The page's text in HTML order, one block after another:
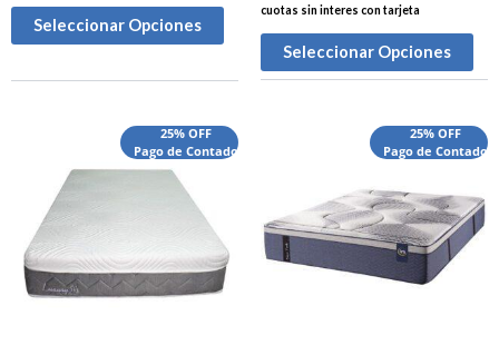
Seleccionar Opciones
cuotas sin interes con tarjeta
Seleccionar Opciones
25% OFF
Pago de Contado
El
precio
original
$2,065,000.00.
El
precio
$1,905,000.00.
25% OFF
Pago de Contado
El
precio
era:
$2,850,000.00.
El